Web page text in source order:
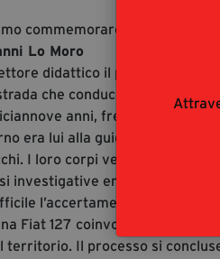
commemorare:
Lo Moro
didattico il primo e
che conduceva a
anni, frequentava
era lui alla guida
I loro corpi vennero ritrovati
investigative emersero
l’accertamento della
Fiat 127 coinvolta nella
territorio. Il processo si